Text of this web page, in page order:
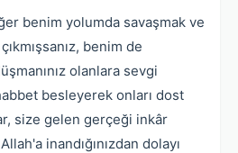
benim yolumda savaşmak ve
benim de
olanlara sevgi
besleyerek onları dost
size gelen gerçeği inkâr
inandığınızdan dolayı